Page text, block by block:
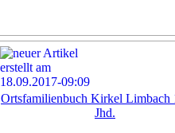
Ortsfamilienbuch Kirkel Limbach
Jhd.